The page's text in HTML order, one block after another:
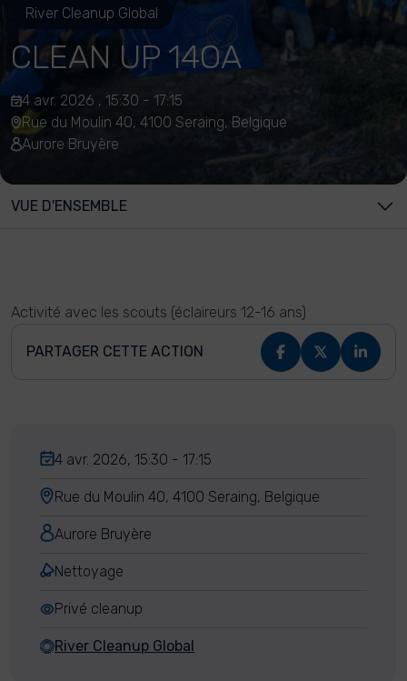
River Cleanup Global
CLEAN UP 14OA
4 avr. 2026 , 15:30 - 17:15
Rue du Moulin 40, 4100 Seraing, Belgique
Aurore Bruyère
VUE D'ENSEMBLE
Activité avec les scouts (éclaireurs 12-16 ans)
PARTAGER CETTE ACTION
4 avr. 2026, 15:30 - 17:15
Rue du Moulin 40, 4100 Seraing, Belgique
Aurore Bruyère
Nettoyage
Privé cleanup
River Cleanup Global